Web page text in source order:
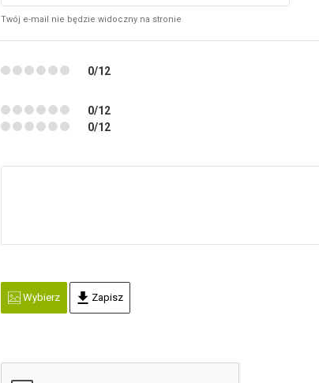
Twój e-mail nie będzie widoczny na stronie
0/12
0/12
0/12
Wybierz Zapisz